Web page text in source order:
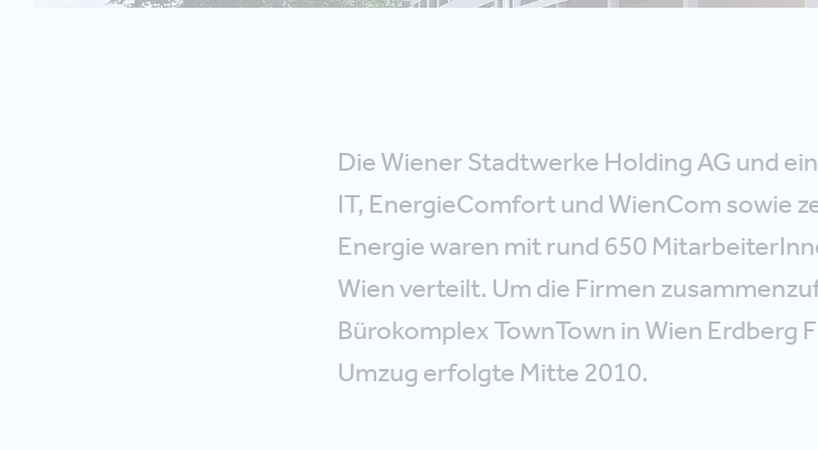
Die Wiener Stadtwerke Holding AG und
IT, EnergieComfort und WienCom sowie
Energie waren mit rund 650
Wien verteilt. Um die Firmen
Bürokomplex TownTown in Wien Erdberg
Umzug erfolgte Mitte 2010.